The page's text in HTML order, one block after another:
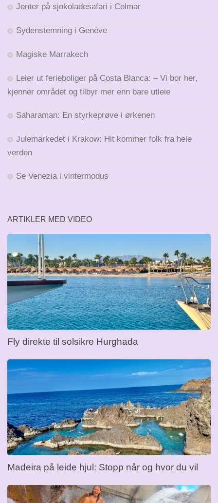
Jenter på sjokoladesafari i Colmar
Sydenstemning i Genève
Magiske Marrakech
Leier ut ferieboliger på Costa Blanca: – Vi bor her,
kjenner området og tilbyr mer enn bare utleie
Saharaman: En styrkeprøve i ørkenen
Julemarkedet i Krakow: Hit kommer folk fra hele
verden
Se Venezia i vintermodus
ARTIKLER MED VIDEO
Fly direkte til solsikre Hurghada
Madeira på leide hjul: Stopp når og hvor du vil